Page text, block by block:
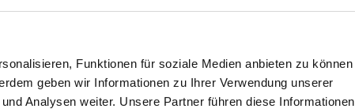
Funktionen für soziale Medien anbieten zu können
geben wir Informationen zu Ihrer Verwendung unserer
Analysen weiter. Unsere Partner führen diese Informationen